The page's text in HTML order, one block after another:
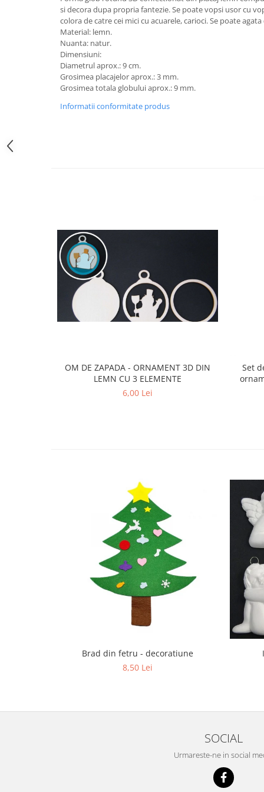
si decora dupa propria fantezie. Se poate vopsi usor cu
colora de catre cei mici cu acuarele, carioci. Se poate
Material: lemn.
Nuanta: natur.
Dimensiuni:
Diametrul aprox.: 9 cm.
Grosimea placajelor aprox.: 3 mm.
Grosimea totala globului aprox.: 9 mm.
Informatii conformitate produs
OM DE ZAPADA - ORNAMENT 3D DIN
LEMN CU 3 ELEMENTE
6,00 Lei
Set
Brad din fetru - decoratiune
8,50 Lei
SOCIAL
Urmareste-ne in social